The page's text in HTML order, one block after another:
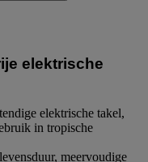
elektrische
elektrische takel,
in tropische
meervoudige